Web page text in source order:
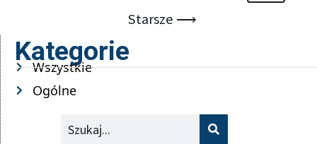
Starsze ⟶
Kategorie
Wszystkie
Ogólne